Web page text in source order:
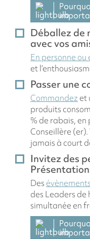
Déballez de
avec vos
En personne ou
et
Passer une
Commandez et
produits
% de rabais, en
Conseillère (er).
jamais à court
Invitez des
Des évènements
des Leaders
simultanée en